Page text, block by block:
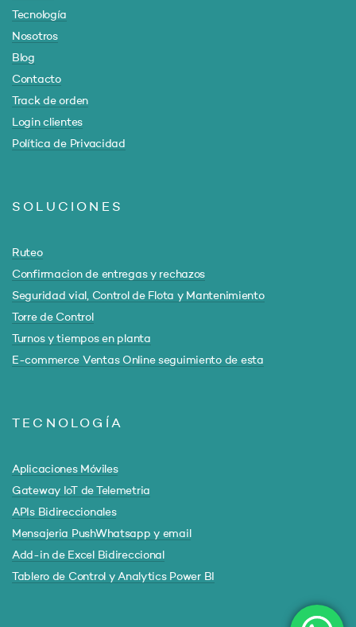
Tecnología
Nosotros
Blog
Contacto
Track de orden
Login clientes
Política de Privacidad
SOLUCIONES
Ruteo
Confirmacion de entregas y rechazos
Seguridad vial, Control de Flota y Mantenimiento
Torre de Control
Turnos y tiempos en planta
E-commerce Ventas Online seguimiento de esta
TECNOLOGÍA
Aplicaciones Móviles
Gateway IoT de Telemetria
APIs Bidireccionales
Mensajeria PushWhatsapp y email
Add-in de Excel Bidireccional
Tablero de Control y Analytics Power BI